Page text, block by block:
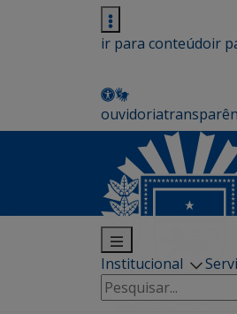
ir para conteúdoir
ouvidoria
Institucional
Pesquisar
por: